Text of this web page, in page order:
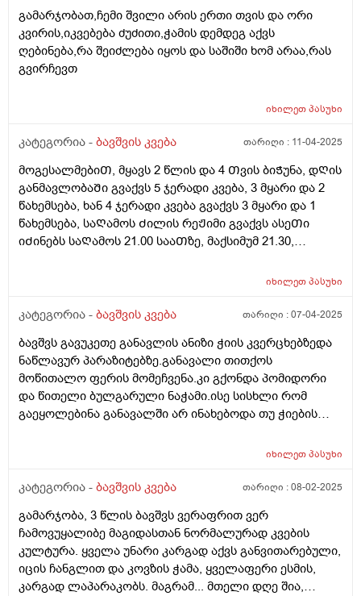
გამარჯობათ,ჩემი შვილი არის ერთი თვის და ორი
კვირის,იკვებება ძუძითი,ჭამის დემდეგ აქვს
ღებინება,რა შეიძლება იყოს და საშიში ხომ არაა,რას
გვირჩევთ
იხილეთპასუხი
კატეგორია - ბავშვის კვება თარიღი : 11-04-2025
მოგესალმებიᲗ, მყავს 2 წლის და 4 Თვის ბიᲭუნა, დᲦის
განმავლობაᲨი გვაქვს 5 ჯერადი კვება, 3 მყარი და 2
წახემსება, ხან 4 ჯერადი კვება გვაქვს 3 მყარი და 1
წახემსება, საᲦამოს Ძილის რეᲟიმი გვაქვს ასეᲗი
იᲫინებს საᲦამოს 21.00 სააᲗზე, მაქსიმუმ 21.30,
დილიᲗ იᲦვიᲫებს ხან 07.00 ხან 08.00, მაინტერესებს
არის 12 კილო და 900 გრამი, დიდაᲗ არ იმატებს
კვებიდან დილის კვებამდე? გმადლობᲗ
იხილეთპასუხი
კატეგორია - ბავშვის კვება თარიღი :07-04-2025
ბავშვს გავუკეთე განავლის ანიზი ჭიის კვერცხებზედა
ნაწლავურ პარაზიტებზე.განავალი თითქოს
მოწითალო ფერის მომეჩვენა.კი გქონდა პომიდორი
და წითელი ბულგარული ნაჭამი.ისე სისხლი რომ
გაეყოლებინა განავალში არ ინახებოდა თუ ჭიების
იხილეთპასუხი
კატეგორია - ბავშვის კვება თარიღი :08-02-2025
გამარჯობა, 3 წლის ბავშვს ვერაფრით ვერ
ჩამოვუყალიბე მაგიდასთან ნორმალურად კვების
კულტურა. ყველა უნარი კარგად აქვს განვითარებული,
იცის ჩანგლით და კოვზის ჭამა, ყველაფერი ესმის,
კარგად ლაპარაკობს. მაგრამ... მთელი დღე შია,